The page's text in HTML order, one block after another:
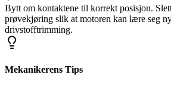
Bytt om kontaktene til korrekt posisjon.
prøvekjøring slik at motoren kan lære seg
drivstofftrimming.
Mekanikerens Tips